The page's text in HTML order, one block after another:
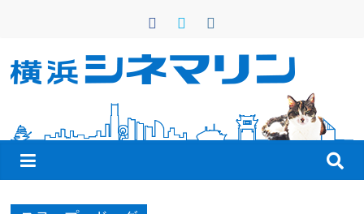
ン
横
浜
シ